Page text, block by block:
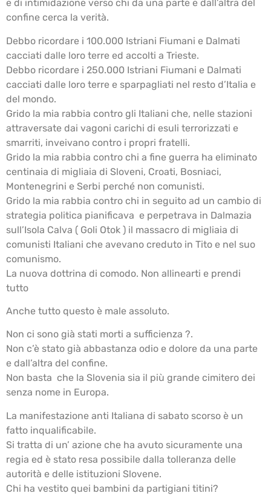
e di intimidazione verso chi da una parte e dall’altra del
confine cerca la verità.
Debbo ricordare i 100.000 Istriani Fiumani e Dalmati
cacciati dalle loro terre ed accolti a Trieste.
Debbo ricordare i 250.000 Istriani Fiumani e Dalmati
cacciati dalle loro terre e sparpagliati nel resto d’Italia e
del mondo.
Grido la mia rabbia contro gli Italiani che, nelle stazioni
attraversate dai vagoni carichi di esuli terrorizzati e
smarriti, inveivano contro i propri fratelli.
Grido la mia rabbia contro chi a fine guerra ha eliminato
centinaia di migliaia di Sloveni, Croati, Bosniaci,
Montenegrini e Serbi perché non comunisti.
Grido la mia rabbia contro chi in seguito ad un cambio di
strategia politica pianificava e perpetrava in Dalmazia
sull’Isola Calva ( Goli Otok ) il massacro di migliaia di
comunisti Italiani che avevano creduto in Tito e nel suo
comunismo.
La nuova dottrina di comodo. Non allinearti e prendi
tutto
Anche tutto questo è male assoluto.
Non ci sono già stati morti a sufficienza ?.
Non c’è stato già abbastanza odio e dolore da una parte
e dall’altra del confine.
Non basta che la Slovenia sia il più grande cimitero dei
senza nome in Europa.
La manifestazione anti Italiana di sabato scorso è un
fatto inqualificabile.
Si tratta di un’ azione che ha avuto sicuramente una
regia ed è stato resa possibile dalla tolleranza delle
autorità e delle istituzioni Slovene.
Chi ha vestito quei bambini da partigiani titini?